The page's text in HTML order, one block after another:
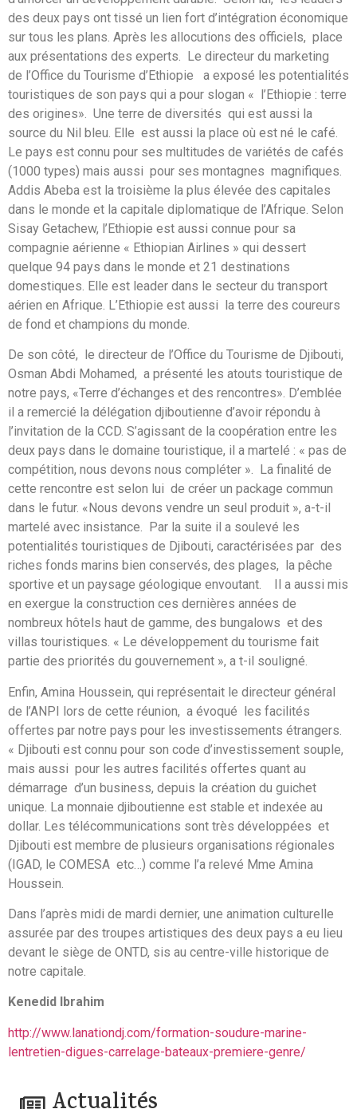
des deux pays ont tissé un lien fort d’intégration économique
sur tous les plans. Après les allocutions des officiels, place
aux présentations des experts. Le directeur du marketing
de l’Office du Tourisme d’Ethiopie a exposé les potentialités
touristiques de son pays qui a pour slogan « l’Ethiopie : terre
des origines». Une terre de diversités qui est aussi la
source du Nil bleu. Elle est aussi la place où est né le café.
Le pays est connu pour ses multitudes de variétés de cafés
(1000 types) mais aussi pour ses montagnes magnifiques.
Addis Abeba est la troisième la plus élevée des capitales
dans le monde et la capitale diplomatique de l’Afrique. Selon
Sisay Getachew, l’Ethiopie est aussi connue pour sa
compagnie aérienne « Ethiopian Airlines » qui dessert
quelque 94 pays dans le monde et 21 destinations
domestiques. Elle est leader dans le secteur du transport
aérien en Afrique. L’Ethiopie est aussi la terre des coureurs
de fond et champions du monde.
De son côté, le directeur de l’Office du Tourisme de Djibouti,
Osman Abdi Mohamed, a présenté les atouts touristique de
notre pays, «Terre d’échanges et des rencontres». D’emblée
il a remercié la délégation djiboutienne d’avoir répondu à
l’invitation de la CCD. S’agissant de la coopération entre les
deux pays dans le domaine touristique, il a martelé : « pas de
compétition, nous devons nous compléter ». La finalité de
cette rencontre est selon lui de créer un package commun
dans le futur. «Nous devons vendre un seul produit », a-t-il
martelé avec insistance. Par la suite il a soulevé les
potentialités touristiques de Djibouti, caractérisées par des
riches fonds marins bien conservés, des plages, la pêche
sportive et un paysage géologique envoutant. Il a aussi mis
en exergue la construction ces dernières années de
nombreux hôtels haut de gamme, des bungalows et des
villas touristiques. « Le développement du tourisme fait
partie des priorités du gouvernement », a t-il souligné.
Enfin, Amina Houssein, qui représentait le directeur général
de l’ANPI lors de cette réunion, a évoqué les facilités
offertes par notre pays pour les investissements étrangers.
« Djibouti est connu pour son code d’investissement souple,
mais aussi pour les autres facilités offertes quant au
démarrage d’un business, depuis la création du guichet
unique. La monnaie djiboutienne est stable et indexée au
dollar. Les télécommunications sont très développées et
Djibouti est membre de plusieurs organisations régionales
(IGAD, le COMESA etc…) comme l’a relevé Mme Amina
Houssein.
Dans l’après midi de mardi dernier, une animation culturelle
assurée par des troupes artistiques des deux pays a eu lieu
devant le siège de ONTD, sis au centre-ville historique de
notre capitale.
Kenedid Ibrahim
http://www.lanationdj.com/formation-soudure-marine-
lentretien-digues-carrelage-bateaux-premiere-genre/